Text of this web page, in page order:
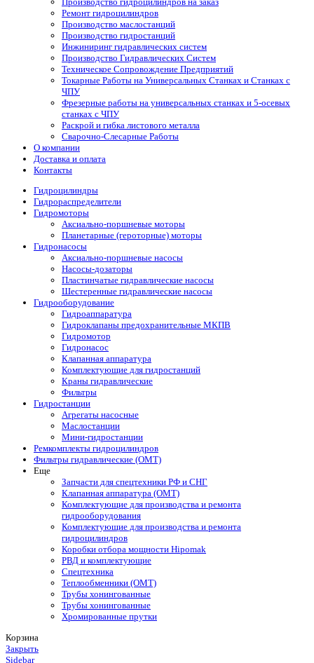
Ремонт гидроцилиндров
Производство маслостанций
Производство гидростанций
Инжиниринг гидравлических систем
Производство Гидравлических Систем
Техническое Сопровождение Предприятий
Токарные Работы на Универсальных Станках и Станках с
ЧПУ
Фрезерные работы на универсальных станках и 5-осевых
станках с ЧПУ
Раскрой и гибка листового металла
Сварочно-Слесарные Работы
О компании
Доставка и оплата
Контакты
Гидроцилиндры
Гидрораспределители
Гидромоторы
Аксиально-поршневые моторы
Планетарные (героторные) моторы
Гидронасосы
Аксиально-поршневые насосы
Насосы-дозаторы
Пластинчатые гидравлические насосы
Шестеренные гидравлические насосы
Гидрооборудование
Гидроаппаратура
Гидроклапаны предохранительные МКПВ
Гидромотор
Гидронасос
Клапанная аппаратура
Комплектующие для гидростанций
Краны гидравлические
Фильтры
Гидростанции
Агрегаты насосные
Маслостанции
Мини-гидростанции
Ремкомплекты гидроцилиндров
Фильтры гидравлические (OMT)
Еще
Запчасти для спецтехники РФ и СНГ
Клапанная аппаратура (OMT)
Комплектующие для производства и ремонта
гидрооборудования
Комплектующие для производства и ремонта
гидроцилиндров
Коробки отбора мощности Hipomak
РВД и комплектующие
Спецтехника
Теплообменники (OMT)
Трубы хонингованные
Трубы хонингованные
Хромированные прутки
Корзина
Закрыть
Sidebar